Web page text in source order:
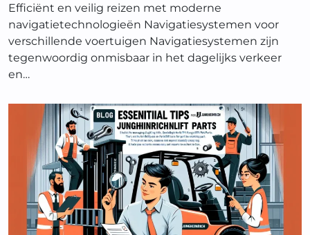
Efficiënt en veilig reizen met moderne
navigatietechnologieën Navigatiesystemen voor
verschillende voertuigen Navigatiesystemen zijn
tegenwoordig onmisbaar in het dagelijks verkeer
en…